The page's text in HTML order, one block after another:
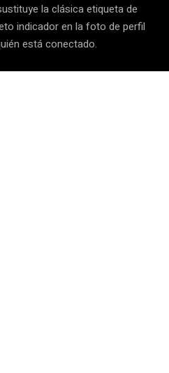
la clásica etiqueta de
indicador en la foto de perfil
está conectado.